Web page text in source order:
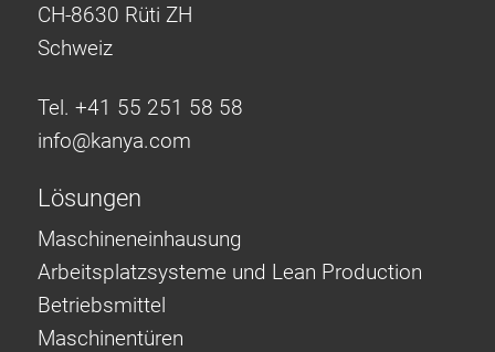
CH-8630 Rüti ZH
Schweiz
Tel. +41 55 251 58 58
info@kanya.com
Lösungen
Maschineneinhausung
Arbeitsplatzsysteme und Lean Production
Betriebsmittel
Maschinentüren